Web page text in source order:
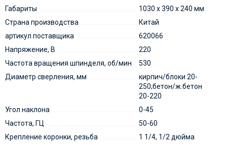
Габариты
1030 х 390 х 240 мм
Страна производства
Китай
артикул поставщика
620066
Напряжение, В
220
Частота вращения шпинделя, об/мин
530
Диаметр сверления, мм
кирпич/блоки 20-
250;бетон/ж.бетон
20-220
Угол наклона
0-45
Частота, ГЦ
50-60
Крепление коронки, резьба
1 1/4, 1/2 дюйма